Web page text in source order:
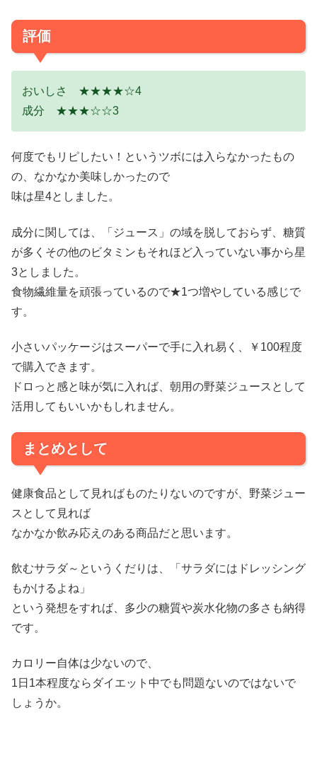
評価
おいしさ ★★★★☆4
成分 ★★★☆☆3
何度でもリピしたい！というツボには入らなかったもの
の、なかなか美味しかったので
味は星4としました。
成分に関しては、「ジュース」の域を脱しておらず、糖質
が多くその他のビタミンもそれほど入っていない事から星
3としました。
食物繊維量を頑張っているので★1つ増やしている感じで
す。
小さいパッケージはスーパーで手に入れ易く、￥100程度
で購入できます。
ドロっと感と味が気に入れば、朝用の野菜ジュースとして
活用してもいいかもしれません。
まとめとして
健康食品として見ればものたりないのですが、野菜ジュー
スとして見れば
なかなか飲み応えのある商品だと思います。
飲むサラダ～というくだりは、「サラダにはドレッシング
もかけるよね」
という発想をすれば、多少の糖質や炭水化物の多さも納得
です。
カロリー自体は少ないので、
1日1本程度ならダイエット中でも問題ないのではないで
しょうか。